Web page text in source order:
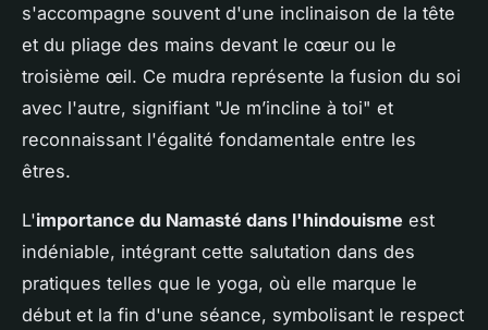
s'accompagne souvent d'une inclinaison de la tête
et du pliage des mains devant le cœur ou le
troisième œil. Ce mudra représente la fusion du soi
avec l'autre, signifiant "Je m’incline à toi" et
reconnaissant l'égalité fondamentale entre les
êtres.
L'importance du Namasté dans l'hindouisme est
indéniable, intégrant cette salutation dans des
pratiques telles que le yoga, où elle marque le
début et la fin d'une séance, symbolisant le respect